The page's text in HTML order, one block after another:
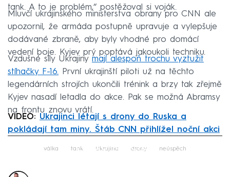
tank. A to je problém,“ postěžoval si voják.
Mluvčí ukrajinského ministerstva obrany pro CNN ale
upozornil, že armáda postupně upravuje a vylepšuje
dodávané zbraně, aby byly vhodné pro domácí
vedení boje. Kyjev prý poptává jakoukoli techniku.
Vzdušné síly Ukrajiny mají alespoň trochu vyztužit
stíhačky F-16. První ukrajinští piloti už na těchto
legendárních strojích ukončili trénink a brzy tak zřejmě
Kyjev nasadí letadla do akce. Pak se možná Abramsy
na frontu znovu vrátí.
VIDEO: Ukrajinci létají s drony do Ruska a
pokládají tam miny. Štáb CNN přihlížel noční akci
Failed to fetch
válka tank Ukrajina drony neúspěch